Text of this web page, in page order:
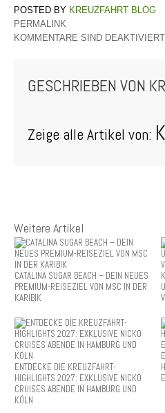
KREUZFAHRT BLOG
PERMALINK
KOMMENTARE SIND DEAKTIVIERT
GESCHRIEBEN VON
Zeige alle Artikel von:
Weitere Artikel
CATALINA SUGAR BEACH – DEIN NEUES
PREMIUM-REISEZIEL VON MSC IN DER
KARIBIK
ENTDECKE DIE KREUZFAHRT-
HIGHLIGHTS 2027: EXKLUSIVE NICKO
CRUISES ABENDE IN HAMBURG UND
KÖLN